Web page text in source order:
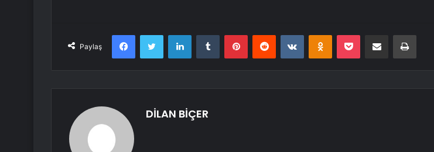
Paylaş
FacebookTwitter LinkedInTumblr PinterestReddit VKontakteOdnoklassniki
Pocket E-Posta ile paylaş Yazdır
DİLAN BİÇER